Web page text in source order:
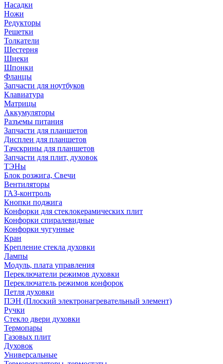
Насадки
Ножи
Редукторы
Решетки
Толкатели
Шестерня
Шнеки
Шпонки
Фланцы
Запчасти для ноутбуков
Клавиатура
Матрицы
Аккумуляторы
Разъемы питания
Запчасти для планшетов
Дисплеи для планшетов
Тачскрины для планшетов
Запчасти для плит, духовок
ТЭНы
Блок розжига, Свечи
Вентиляторы
ГАЗ-контроль
Кнопки поджига
Конфорки для стеклокерамических плит
Конфорки спиралевидные
Конфорки чугунные
Кран
Крепление стекла духовки
Лампы
Модуль, плата управления
Переключатели режимов духовки
Переключатель режимов конфорок
Петля духовки
ПЭН (Плоский электронагревательный элемент)
Ручки
Стекло двери духовки
Термопары
Газовых плит
Духовок
Универсальные